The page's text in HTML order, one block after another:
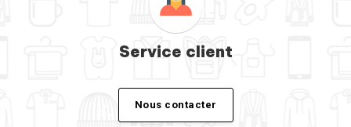
Service client
Nous contacter